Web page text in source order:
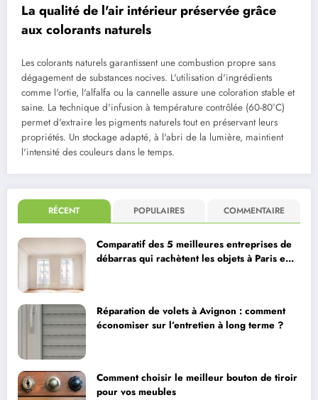
La qualité de l'air intérieur préservée grâce
aux colorants naturels
Les colorants naturels garantissent une combustion propre sans
dégagement de substances nocives. L'utilisation d'ingrédients
comme l'ortie, l'alfalfa ou la cannelle assure une coloration stable et
saine. La technique d'infusion à température contrôlée (60-80°C)
permet d'extraire les pigments naturels tout en préservant leurs
propriétés. Un stockage adapté, à l'abri de la lumière, maintient
l'intensité des couleurs dans le temps.
RÉCENT POPULAIRES COMMENTAIRE
Comparatif des 5 meilleures entreprises de
débarras qui rachètent les objets à Paris en
Réparation de volets à Avignon : comment
économiser sur l’entretien à long terme ?
Comment choisir le meilleur bouton de tiroir
pour vos meubles